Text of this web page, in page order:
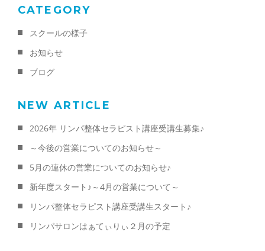
CATEGORY
スクールの様子
お知らせ
ブログ
NEW ARTICLE
2026年 リンパ整体セラピスト講座受講生募集♪
～今後の営業についてのお知らせ～
5月の連休の営業についてのお知らせ♪
新年度スタート♪～4月の営業について～
リンパ整体セラピスト講座受講生スタート♪
リンパサロンはぁてぃりぃ２月の予定